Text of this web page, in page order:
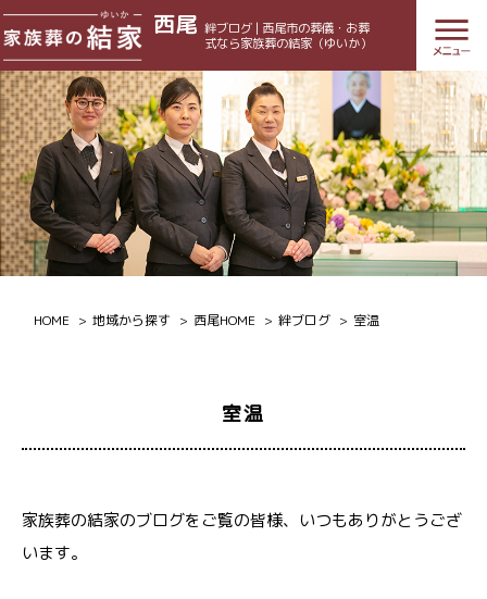
西尾 絆ブログ | 西尾市の葬儀・お葬
式なら家族葬の結家（ゆいか）
HOME 地域から探す 西尾HOME 絆ブログ 室温
室温
家族葬の結家のブログをご覧の皆様、いつもありがとうござ
います。